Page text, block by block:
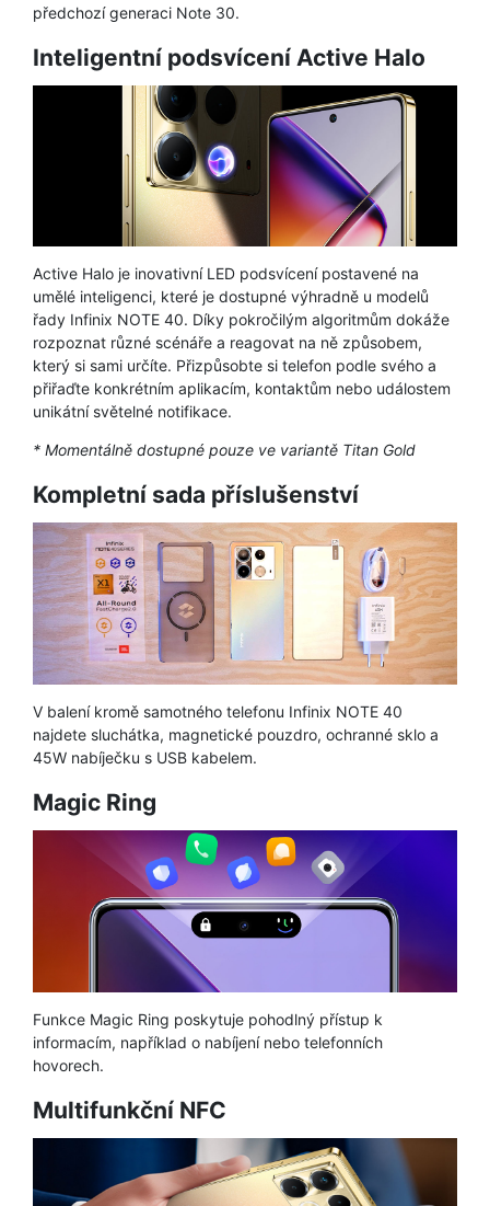
předchozí generaci Note 30.
Inteligentní podsvícení Active Halo
Active Halo je inovativní LED podsvícení postavené na
umělé inteligenci, které je dostupné výhradně u modelů
řady Infinix NOTE 40. Díky pokročilým algoritmům dokáže
rozpoznat různé scénáře a reagovat na ně způsobem,
který si sami určíte. Přizpůsobte si telefon podle svého a
přiřaďte konkrétním aplikacím, kontaktům nebo událostem
unikátní světelné notifikace.
* Momentálně dostupné pouze ve variantě Titan Gold
Kompletní sada příslušenství
V balení kromě samotného telefonu Infinix NOTE 40
najdete sluchátka, magnetické pouzdro, ochranné sklo a
45W nabíječku s USB kabelem.
Magic Ring
Funkce Magic Ring poskytuje pohodlný přístup k
informacím, například o nabíjení nebo telefonních
hovorech.
Multifunkční NFC